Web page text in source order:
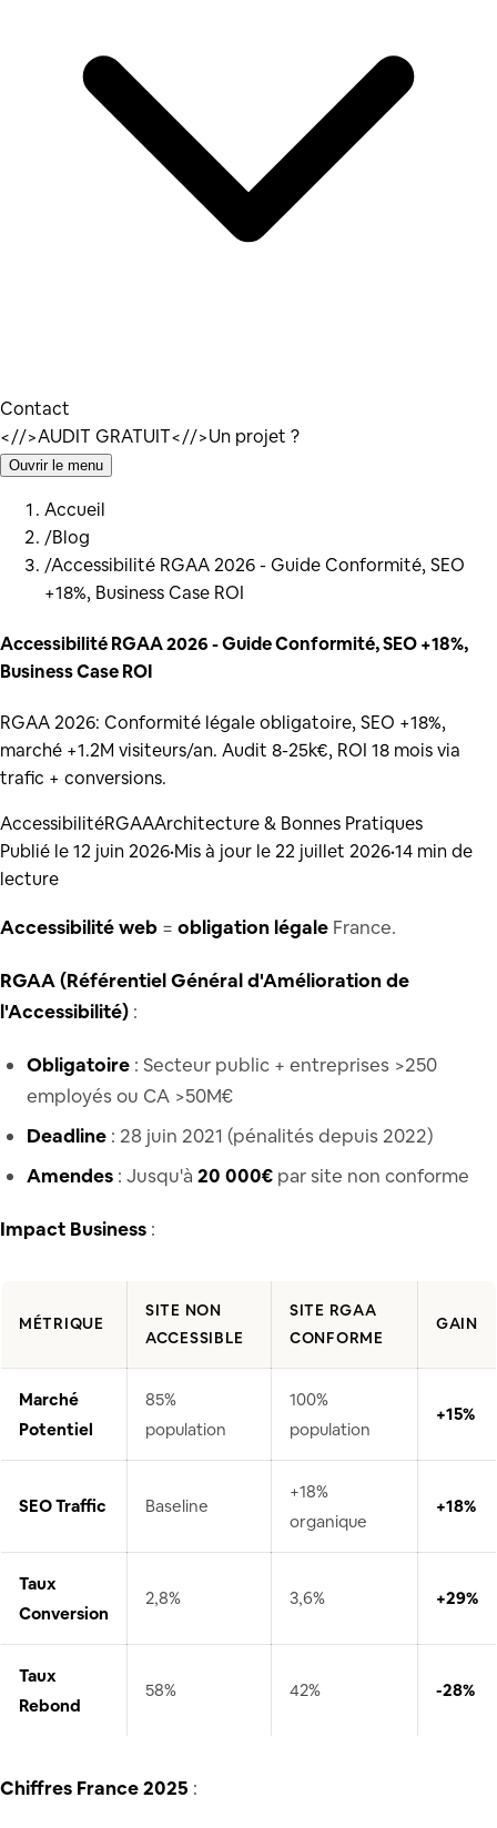
Contact
<//>AUDIT GRATUIT<//>Un projet ?
Ouvrir le menu
Accueil
/Blog
/Accessibilité RGAA 2026 - Guide Conformité, SEO
+18%, Business Case ROI
Accessibilité RGAA 2026 - Guide Conformité, SEO +18%,
Business Case ROI
RGAA 2026: Conformité légale obligatoire, SEO +18%,
marché +1.2M visiteurs/an. Audit 8-25k€, ROI 18 mois via
trafic + conversions.
AccessibilitéRGAAArchitecture & Bonnes Pratiques
Publié le12 juin 2026•Mis à jour le22 juillet 2026•14 min de
lecture
Accessibilité web = obligation légale France.
RGAA (Référentiel Général d'Amélioration de
l'Accessibilité) :
Obligatoire : Secteur public + entreprises >250
employés ou CA >50M€
Deadline : 28 juin 2021 (pénalités depuis 2022)
Amendes : Jusqu'à 20 000€ par site non conforme
Impact Business :
MÉTRIQUE
SITE NON
ACCESSIBLE
SITE RGAA
CONFORME
GAIN
Marché
Potentiel
85%
population
100%
population
+15%
SEO Traffic Baseline
+18%
organique
+18%
Taux
Conversion
2,8% 3,6% +29%
Taux
Rebond
58% 42% -28%
Chiffres France 2025 :